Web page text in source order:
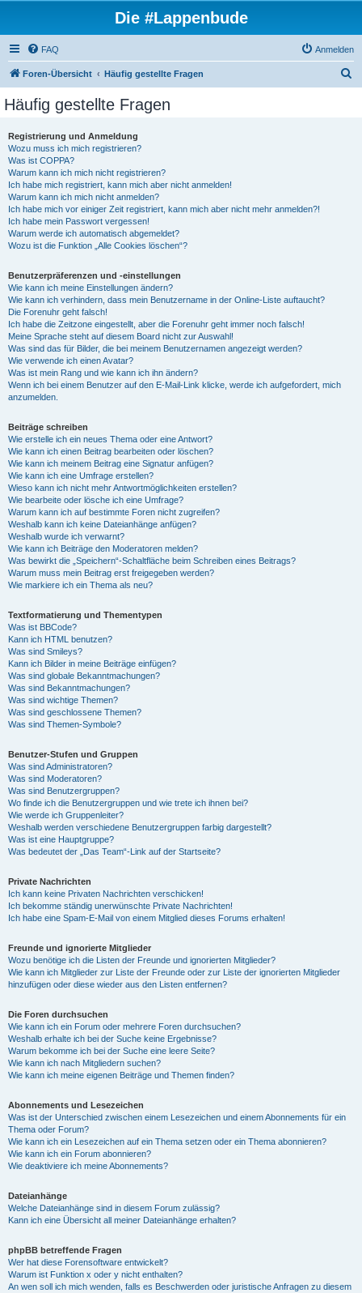
Die #Lappenbude
FAQ Anmelden
Foren-Übersicht Häufig gestellte Fragen
Häufig gestellte Fragen
Registrierung und Anmeldung
Wozu muss ich mich registrieren?
Was ist COPPA?
Warum kann ich mich nicht registrieren?
Ich habe mich registriert, kann mich aber nicht anmelden!
Warum kann ich mich nicht anmelden?
Ich habe mich vor einiger Zeit registriert, kann mich aber nicht mehr anmelden?!
Ich habe mein Passwort vergessen!
Warum werde ich automatisch abgemeldet?
Wozu ist die Funktion „Alle Cookies löschen“?
Benutzerpräferenzen und -einstellungen
Wie kann ich meine Einstellungen ändern?
Wie kann ich verhindern, dass mein Benutzername in der Online-Liste auftaucht?
Die Forenuhr geht falsch!
Ich habe die Zeitzone eingestellt, aber die Forenuhr geht immer noch falsch!
Meine Sprache steht auf diesem Board nicht zur Auswahl!
Was sind das für Bilder, die bei meinem Benutzernamen angezeigt werden?
Wie verwende ich einen Avatar?
Was ist mein Rang und wie kann ich ihn ändern?
Wenn ich bei einem Benutzer auf den E-Mail-Link klicke, werde ich aufgefordert, mich
anzumelden.
Beiträge schreiben
Wie erstelle ich ein neues Thema oder eine Antwort?
Wie kann ich einen Beitrag bearbeiten oder löschen?
Wie kann ich meinem Beitrag eine Signatur anfügen?
Wie kann ich eine Umfrage erstellen?
Wieso kann ich nicht mehr Antwortmöglichkeiten erstellen?
Wie bearbeite oder lösche ich eine Umfrage?
Warum kann ich auf bestimmte Foren nicht zugreifen?
Weshalb kann ich keine Dateianhänge anfügen?
Weshalb wurde ich verwarnt?
Wie kann ich Beiträge den Moderatoren melden?
Was bewirkt die „Speichern“-Schaltfläche beim Schreiben eines Beitrags?
Warum muss mein Beitrag erst freigegeben werden?
Wie markiere ich ein Thema als neu?
Textformatierung und Thementypen
Was ist BBCode?
Kann ich HTML benutzen?
Was sind Smileys?
Kann ich Bilder in meine Beiträge einfügen?
Was sind globale Bekanntmachungen?
Was sind Bekanntmachungen?
Was sind wichtige Themen?
Was sind geschlossene Themen?
Was sind Themen-Symbole?
Benutzer-Stufen und Gruppen
Was sind Administratoren?
Was sind Moderatoren?
Was sind Benutzergruppen?
Wo finde ich die Benutzergruppen und wie trete ich ihnen bei?
Wie werde ich Gruppenleiter?
Weshalb werden verschiedene Benutzergruppen farbig dargestellt?
Was ist eine Hauptgruppe?
Was bedeutet der „Das Team“-Link auf der Startseite?
Private Nachrichten
Ich kann keine Privaten Nachrichten verschicken!
Ich bekomme ständig unerwünschte Private Nachrichten!
Ich habe eine Spam-E-Mail von einem Mitglied dieses Forums erhalten!
Freunde und ignorierte Mitglieder
Wozu benötige ich die Listen der Freunde und ignorierten Mitglieder?
Wie kann ich Mitglieder zur Liste der Freunde oder zur Liste der ignorierten Mitglieder
hinzufügen oder diese wieder aus den Listen entfernen?
Die Foren durchsuchen
Wie kann ich ein Forum oder mehrere Foren durchsuchen?
Weshalb erhalte ich bei der Suche keine Ergebnisse?
Warum bekomme ich bei der Suche eine leere Seite?
Wie kann ich nach Mitgliedern suchen?
Wie kann ich meine eigenen Beiträge und Themen finden?
Abonnements und Lesezeichen
Was ist der Unterschied zwischen einem Lesezeichen und einem Abonnements für ein
Thema oder Forum?
Wie kann ich ein Lesezeichen auf ein Thema setzen oder ein Thema abonnieren?
Wie kann ich ein Forum abonnieren?
Wie deaktiviere ich meine Abonnements?
Dateianhänge
Welche Dateianhänge sind in diesem Forum zulässig?
Kann ich eine Übersicht all meiner Dateianhänge erhalten?
phpBB betreffende Fragen
Wer hat diese Forensoftware entwickelt?
Warum ist Funktion x oder y nicht enthalten?
An wen soll ich mich wenden, falls es Beschwerden oder juristische Anfragen zu diesem